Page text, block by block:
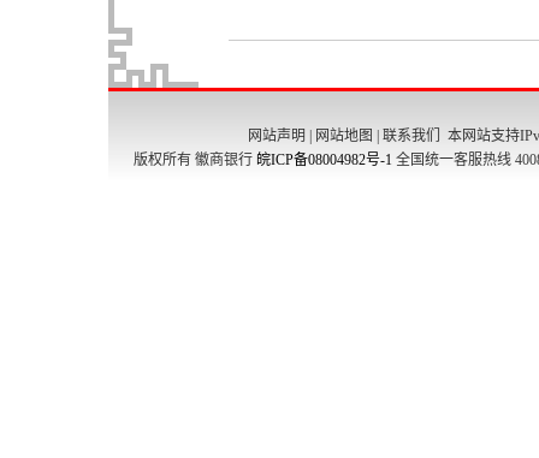
网站声明 网站地图 联系我们
本网站支持
版权所有 徽商银行 皖ICP备08004982号-1 全国统一客服热线